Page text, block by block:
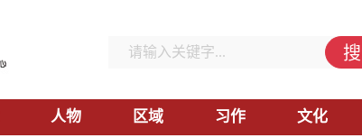
人物 区域 习作 文化